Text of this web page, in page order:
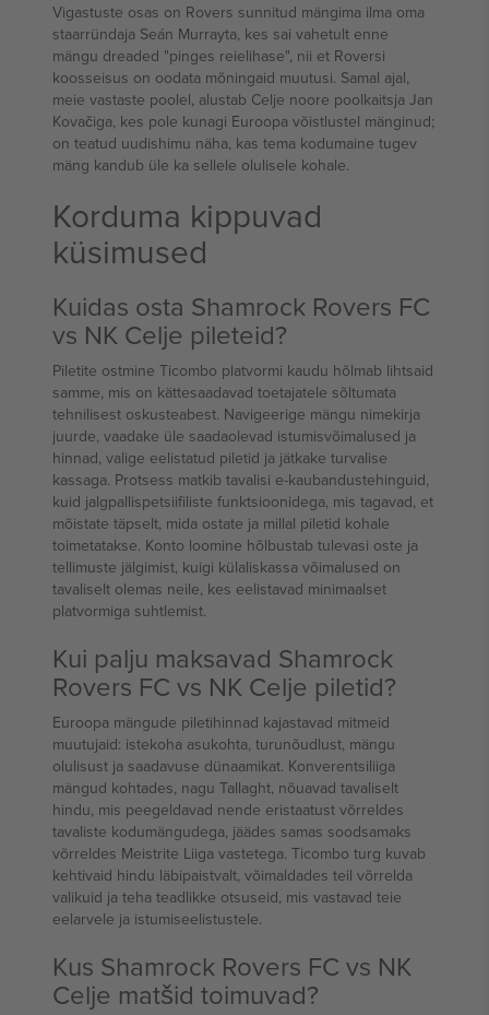
Vigastuste osas on Rovers sunnitud mängima ilma oma
staarründaja Seán Murrayta, kes sai vahetult enne
mängu dreaded "pinges reielihase", nii et Roversi
koosseisus on oodata mõningaid muutusi. Samal ajal,
meie vastaste poolel, alustab Celje noore poolkaitsja Jan
Kovačiga, kes pole kunagi Euroopa võistlustel mänginud;
on teatud uudishimu näha, kas tema kodumaine tugev
mäng kandub üle ka sellele olulisele kohale.
Korduma kippuvad
küsimused
Kuidas osta Shamrock Rovers FC
vs NK Celje pileteid?
Piletite ostmine Ticombo platvormi kaudu hõlmab lihtsaid
samme, mis on kättesaadavad toetajatele sõltumata
tehnilisest oskusteabest. Navigeerige mängu nimekirja
juurde, vaadake üle saadaolevad istumisvõimalused ja
hinnad, valige eelistatud piletid ja jätkake turvalise
kassaga. Protsess matkib tavalisi e-kaubandustehinguid,
kuid jalgpallispetsiifiliste funktsioonidega, mis tagavad, et
mõistate täpselt, mida ostate ja millal piletid kohale
toimetatakse. Konto loomine hõlbustab tulevasi oste ja
tellimuste jälgimist, kuigi külaliskassa võimalused on
tavaliselt olemas neile, kes eelistavad minimaalset
platvormiga suhtlemist.
Kui palju maksavad Shamrock
Rovers FC vs NK Celje piletid?
Euroopa mängude piletihinnad kajastavad mitmeid
muutujaid: istekoha asukohta, turunõudlust, mängu
olulisust ja saadavuse dünaamikat. Konverentsiliiga
mängud kohtades, nagu Tallaght, nõuavad tavaliselt
hindu, mis peegeldavad nende eristaatust võrreldes
tavaliste kodumängudega, jäädes samas soodsamaks
võrreldes Meistrite Liiga vastetega. Ticombo turg kuvab
kehtivaid hindu läbipaistvalt, võimaldades teil võrrelda
valikuid ja teha teadlikke otsuseid, mis vastavad teie
eelarvele ja istumiseelistustele.
Kus Shamrock Rovers FC vs NK
Celje matšid toimuvad?